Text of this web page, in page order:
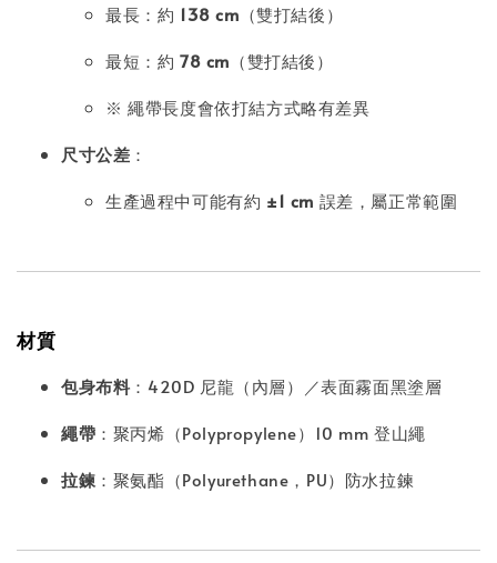
最長：約 138 cm （雙打結後）
最短：約 78 cm （雙打結後）
※ 繩帶長度會依打結方式略有差異
尺寸公差 ：
生產過程中可能有約 ±1 cm 誤差，屬正常範圍
材質
包身布料 ：420D 尼龍（內層）／表面霧面黑塗層
繩帶 ：聚丙烯（Polypropylene）10 mm 登山繩
拉鍊 ：聚氨酯（Polyurethane，PU）防水拉鍊